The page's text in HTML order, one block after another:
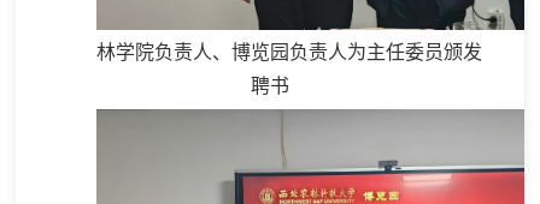
林学院负责人、博览园负责人为主任委员颁发
聘书